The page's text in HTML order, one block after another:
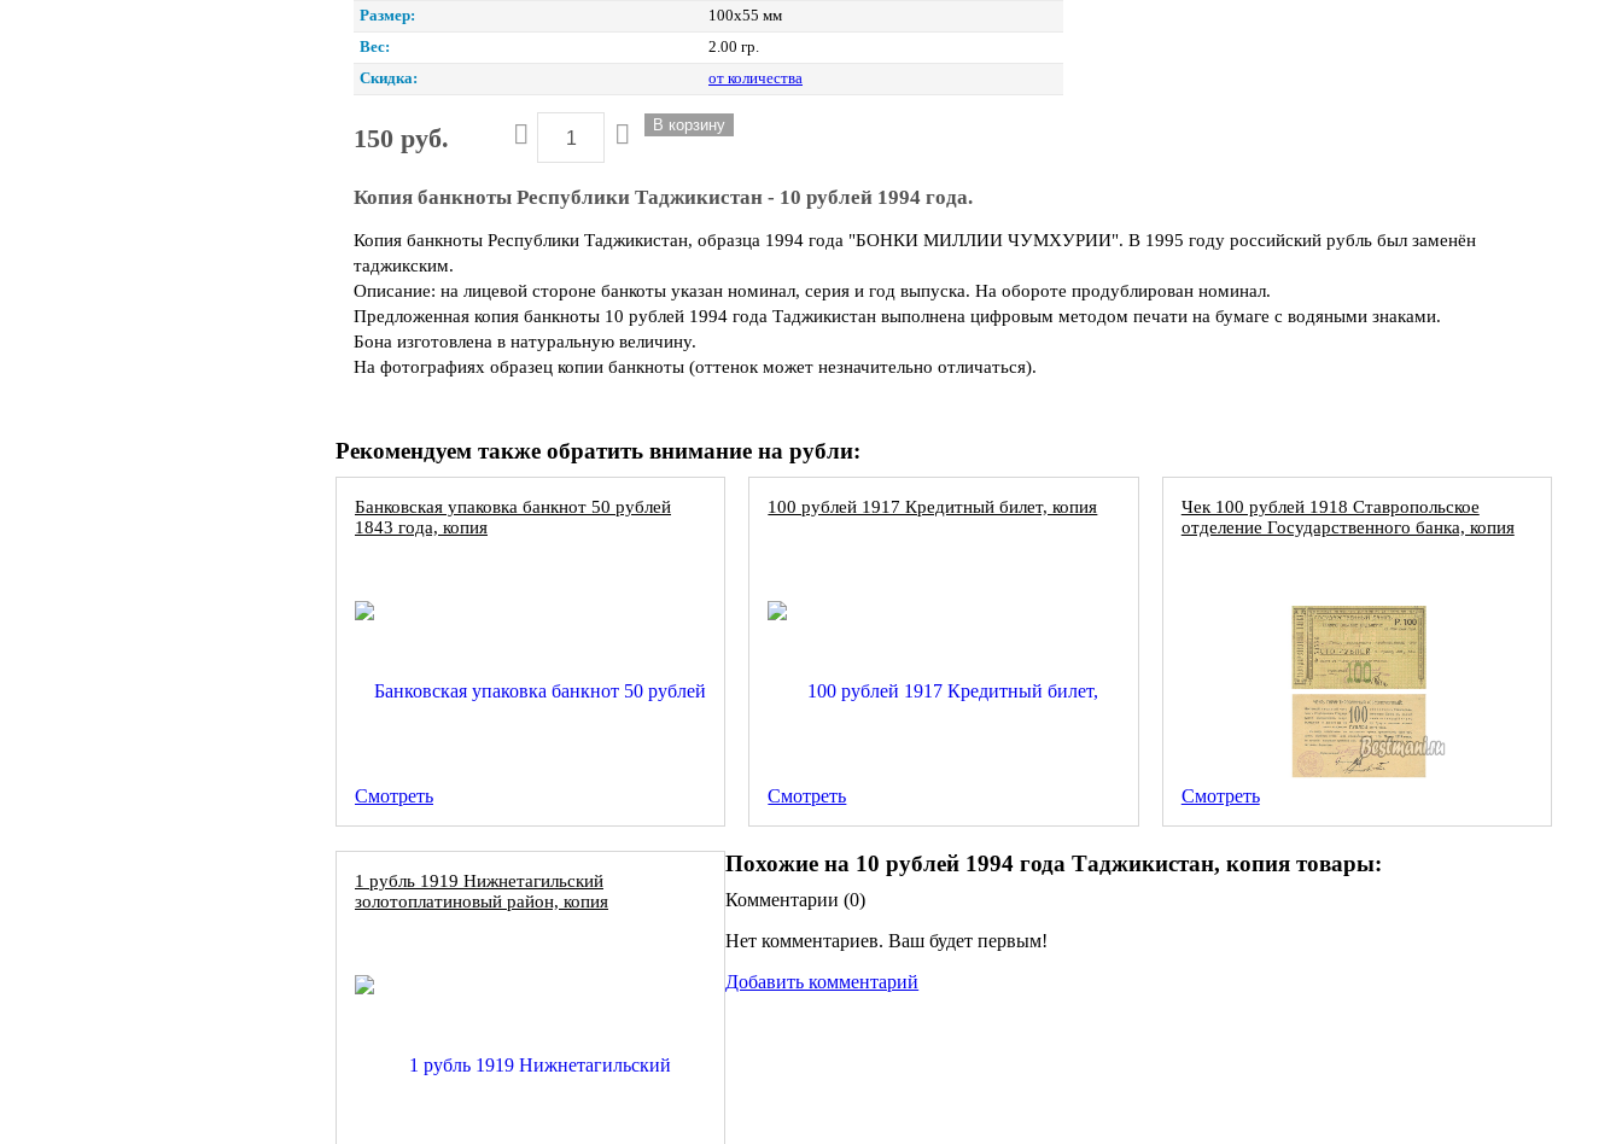
Размер:
100х55 мм
Вес:
2.00 гр.
Скидка:
от количества
150 руб.
Копия банкноты Республики Таджикистан - 10 рублей 1994 года.
Копия банкноты Республики Таджикистан, образца 1994 года "БОНКИ МИЛЛИИ ЧУМХУРИИ". В 1995 году российский рубль был заменён
таджикским.
Описание: на лицевой стороне банкоты указан номинал, серия и год выпуска. На обороте продублирован номинал.
Предложенная копия банкноты 10 рублей 1994 года Таджикистан выполнена цифровым методом печати на бумаге с водяными знаками.
Бона изготовлена в натуральную величину.
На фотографиях образец копии банкноты (оттенок может незначительно отличаться).
Рекомендуем также обратить внимание на рубли:
Банковская упаковка банкнот 50 рублей
1843 года, копия
Смотреть
100 рублей 1917 Кредитный билет, копия
Смотреть
Чек 100 рублей 1918 Ставропольское
отделение Государственного банка, копия
Смотреть
1 рубль 1919 Нижнетагильский
золотоплатиновый район, копия
Похожие на 10 рублей 1994 года Таджикистан, копия товары:
Комментарии (0)
Нет комментариев. Ваш будет первым!
Добавить комментарий